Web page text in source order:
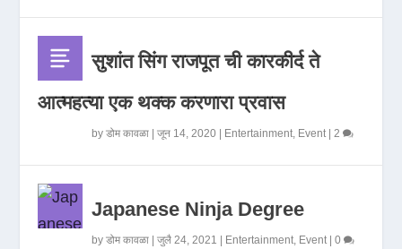
सुशांत सिंग राजपूत ची कारकीर्द ते
आत्महत्या एक थक्क करणारा प्रवास
byडोम कावळा |जून 14, 2020 Entertainment, Event|2
Japanese Ninja Degree
byडोम कावळा |जुलै 24, 2021 Entertainment, Event|0